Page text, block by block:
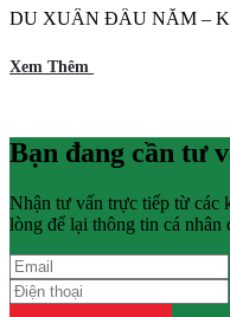
DU XUÂN ĐẦU NĂM –
Xem Thêm
Bạn đang cần tư
Nhận tư vấn trực tiếp từ các
lòng để lại thông tin cá